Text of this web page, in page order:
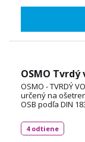
OSMO Tvrdý
OSMO - TVRDÝ
určený na
OSB podľa DIN
dlaždice.
4 odtiene